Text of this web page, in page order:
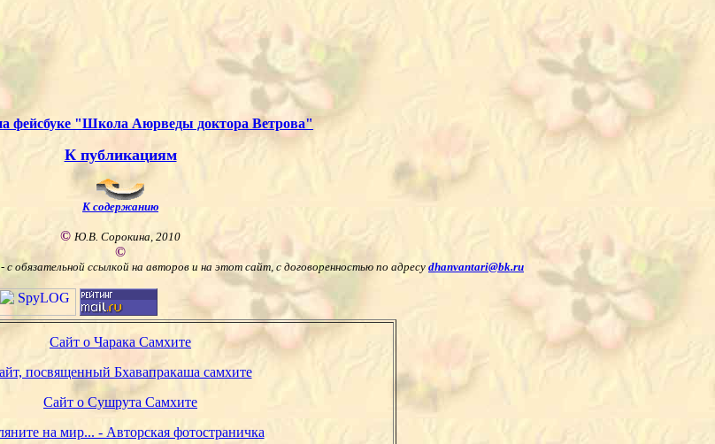
фейсбуке "Школа Аюрведы доктора Ветрова"
К публикациям
К содержанию
© Ю.В. Сорокина, 2010
©
обязательной ссылкой на авторов и на этот сайт, с договоренностью по адресу dhanvantari@bk.ru
Сайт о Чарака Самхите
посвященный Бхавапракаша самхите
Сайт о Сушрута Самхите
на мир... - Авторская фотостраничка